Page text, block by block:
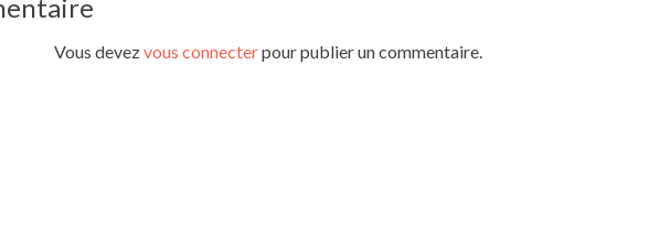
Vous devezvous connecterpour publier un commentaire.